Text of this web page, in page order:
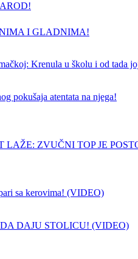
I GLADNIMA!
Krenula u školu i od tada
pokušaja atentata na njega!
LAŽE: ZVUČNI TOP JE
sa kerovima! (VIDEO)
DAJU STOLICU! (VIDEO)